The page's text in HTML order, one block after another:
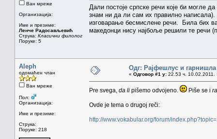
Ван мреже
Организација:
Име и презиме:
Ленче Радосављевић
Струка: Класични филолог
Поруке: 5
Дали постоје српске речи које би могле
знам ни да ли сам их правилно
изговарање бесмислене речи. Била бих
македонци нису најбоље решили те речи
Aleph
одомаћен члан
Ван мреже
Пол:
Организација:
Име и презиме:
Струка:
Поруке: 218
Одг: Рајфeшлус и гарнишла
« Одговор #1 у: 22.53 ч. 10.02.2011.
Pre svega, da li pišemo odvojeno. Piše se i
Ovde je tema o drugoj reči:
http://www.vokabular.org/forum/